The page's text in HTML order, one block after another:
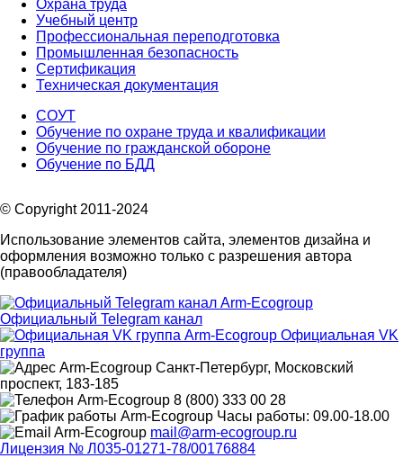
Охрана труда
Учебный центр
Профессиональная переподготовка
Промышленная безопасность
Сертификация
Техническая документация
СОУТ
Обучение по охране труда и квалификации
Обучение по гражданской обороне
Обучение по БДД
© Copyright 2011-2024
Использование элементов сайта, элементов дизайна и
оформления возможно только с разрешения автора
(правообладателя)
Официальный Telegram канал
Официальная VK
группа
Санкт-Петербург, Московский
проспект, 183-185
8 (800) 333 00 28
Часы работы: 09.00-18.00
mail@arm-ecogroup.ru
Лицензия № Л035-01271-78/00176884